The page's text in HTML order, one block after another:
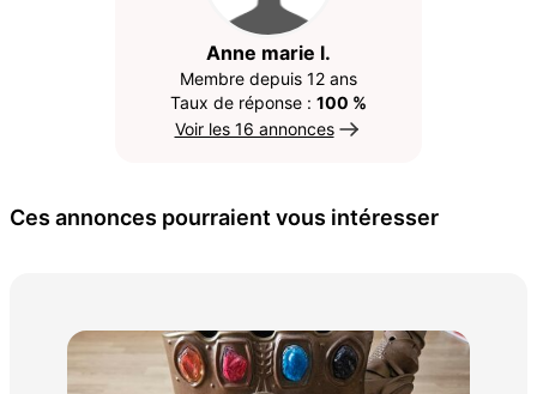
Anne marie l.
Membre depuis 12 ans
Taux de réponse : 100 %
Voir les 16 annonces
Ces annonces pourraient vous intéresser